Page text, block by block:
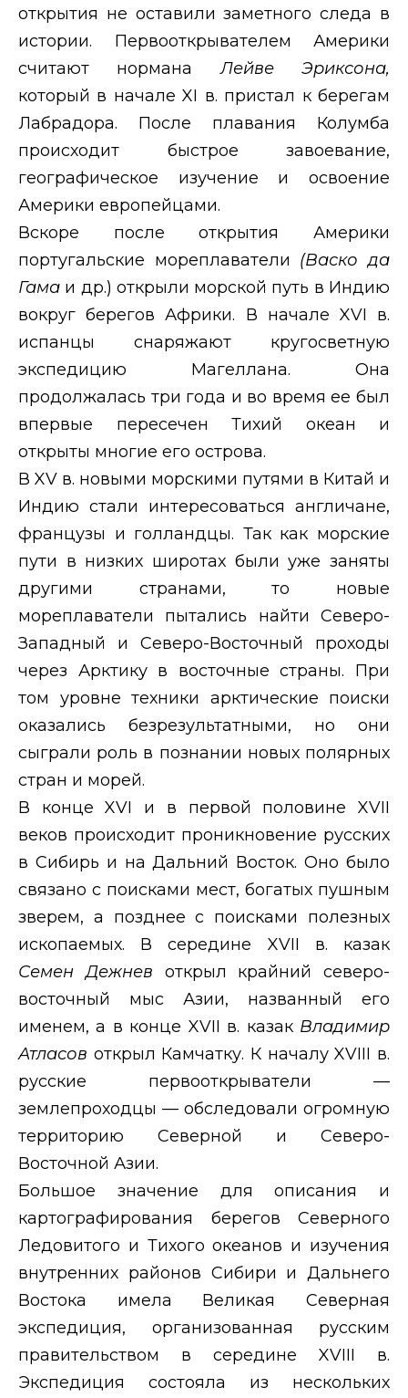
открытия не оставили заметного следа в
истории. Первооткрывателем Америки
считают норманаЛейве Эриксона,
который в началеXI в. пристал к берегам
Лабрадора. После плавания Колумба
происходит быстрое завоевание,
географическое изучение и освоение
Америки европейцами.
Вскоре после открытия Америки
португальские мореплаватели (Васко да
Гама и др.) открыли морской путь в Индию
вокруг берегов Африки. В начале XVI в.
испанцы снаряжают кругосветную
экспедицию Магеллана. Она
продолжалась три года и во время ее был
впервые пересечен Тихий океан и
открыты многие его острова.
В XV в. новыми морскими путями в Китай и
Индию стали интересоваться англичане,
французы и голландцы. Так как морские
пути в низких широтах были уже заняты
другими странами, то новые
мореплаватели пытались найти Северо-
Западный и Северо-Восточный проходы
через Арктику в восточные страны. При
том уровне техники арктические поиски
оказались безрезультатными, но они
сыграли роль в познании новых полярных
стран и морей.
В концеXVI и в первой половинеXVII
веков происходит проникновение русских
в Сибирь и на Дальний Восток. Оно было
связано с поисками мест, богатых пушным
зверем, а позднее с поисками полезных
ископаемых. В середине XVII в. казак
Семен Дежнев открыл крайний северо-
восточный мыс Азии, названный его
именем, а в конце XVII в. казак Владимир
Атласов открыл Камчатку. К началуXVIII в.
русские первооткрыватели —
землепроходцы — обследовали огромную
территорию Северной и Северо-
Восточной Азии.
Большое значение для описания и
картографирования берегов Северного
Ледовитого и Тихого океанов и изучения
внутренних районов Сибири и Дальнего
Востока имела Великая Северная
экспедиция, организованная русским
правительством в середине XVIII в.
Экспедиция состояла из нескольких